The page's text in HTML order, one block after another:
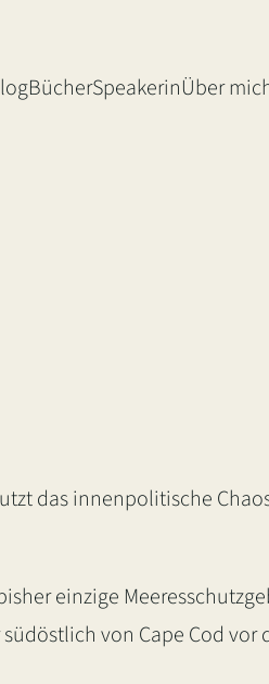
BücherSpeakerinÜber
das innenpolitische
einzige
von Cape Cod vor